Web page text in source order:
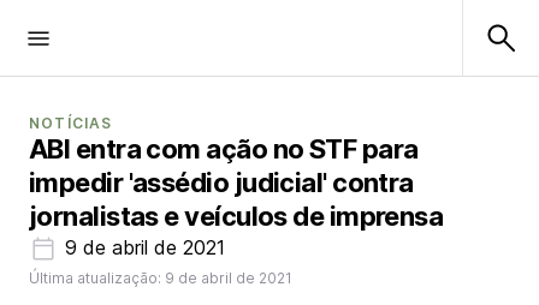
NOTÍCIAS
ABI entra com ação no STF para
impedir 'assédio judicial' contra
jornalistas e veículos de imprensa
9 de abril de 2021
Última atualização: 9 de abril de 2021